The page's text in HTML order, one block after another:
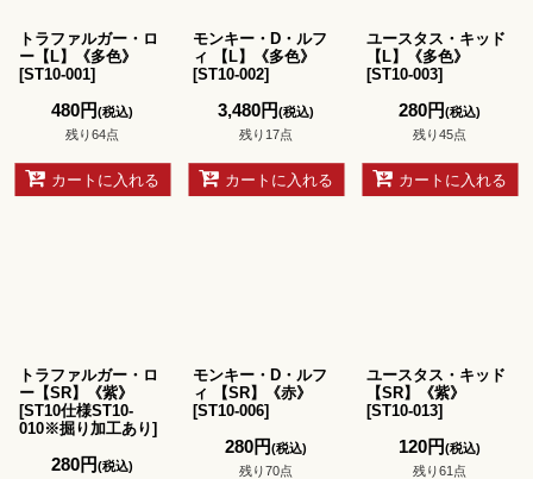
トラファルガー・ロ
ー【L】《多色》
[ST10-001]
480円(税込)
残り64点
カートに入れる
モンキー・D・ルフ
ィ 【L】《多色》
[ST10-002]
3,480円(税込)
残り17点
カートに入れる
ユースタス・キッド
【L】《多色》
[ST10-003]
280円(税込)
残り45点
カートに入れる
トラファルガー・ロ
ー【SR】《紫》
[ST10仕様ST10-
010※掘り加工あり]
280円(税込)
モンキー・D・ルフ
ィ 【SR】《赤》
[ST10-006]
280円(税込)
残り70点
ユースタス・キッド
【SR】《紫》
[ST10-013]
120円(税込)
残り61点